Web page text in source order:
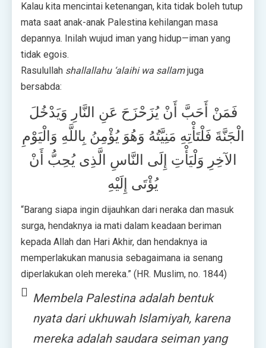
Kalau kita mencintai ketenangan, kita tidak boleh tutup
mata saat anak-anak Palestina kehilangan masa
depannya. Inilah wujud iman yang hidup—iman yang
tidak egois.
Rasulullah shallallahu ‘alaihi wa sallamjuga
bersabda:
فَمَنْ أَحَبَّ أَنْ يُزَحْزَحَ عَنِ النَّارِ وَيَدْخُلَ
الْجَنَّةَ فَلْتَأْتِهِ مَنِيَّتُهُ وَهُوَ يُؤْمِنُ بِاللَّهِ وَالْيَوْمِ
الآخِرِ وَلْيَأْتِ إِلَى النَّاسِ الَّذِى يُحِبُّ أَنْ
يُؤْتَى إِلَيْهِ
“Barang siapa ingin dijauhkan dari neraka dan masuk
surga, hendaknya ia mati dalam keadaan beriman
kepada Allah dan Hari Akhir, dan hendaknya ia
memperlakukan manusia sebagaimana ia senang
diperlakukan oleh mereka.” (HR. Muslim, no. 1844)
Membela Palestina adalah bentuk
nyata dari ukhuwah Islamiyah, karena
mereka adalah saudara seiman yang